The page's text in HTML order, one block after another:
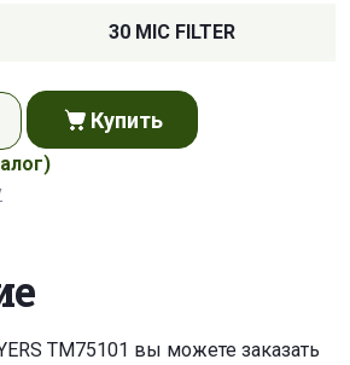
30 MIC FILTER
Купить
TM75101 вы можете заказать